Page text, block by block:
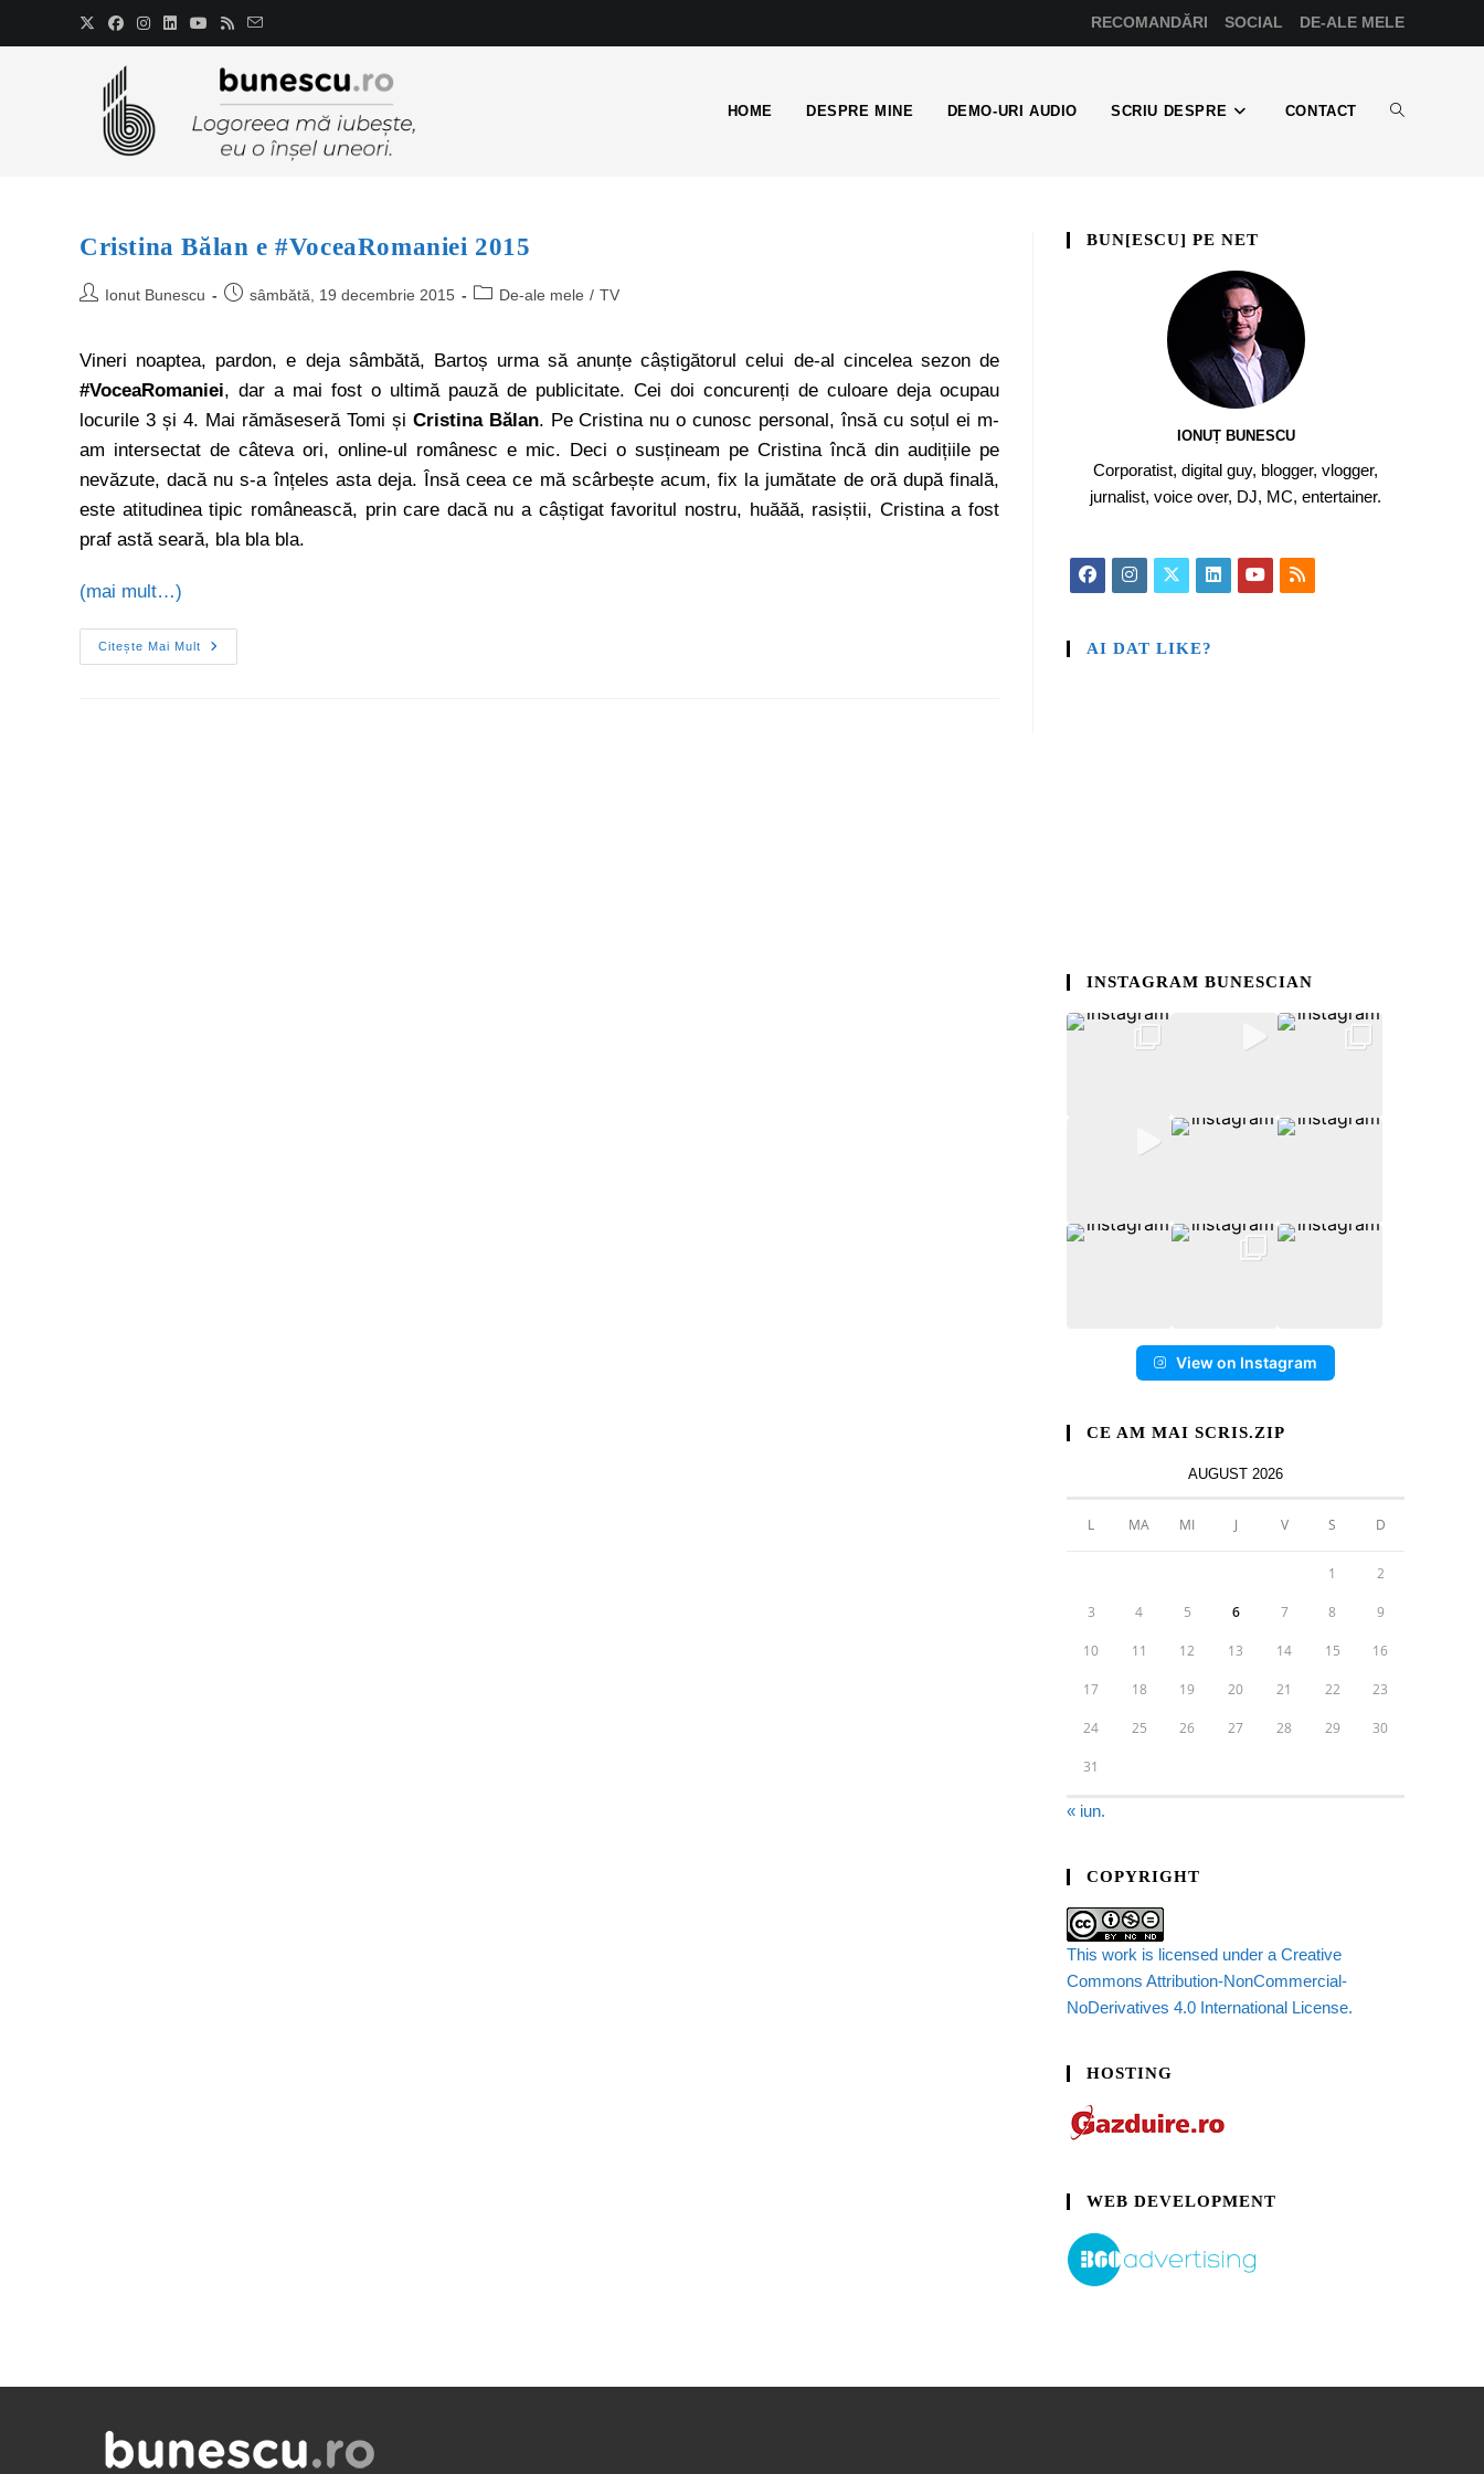
RECOMANDĂRI SOCIAL DE-ALE MELE
HOME DESPRE MINE DEMO-URI AUDIO SCRIU DESPRE CONTACT
Cristina Bălan e #VoceaRomaniei 2015
Ionut Bunescu sâmbătă, 19 decembrie 2015 De-ale mele / TV
Vineri noaptea, pardon, e deja sâmbătă, Bartoș urma să anunțe câștigătorul celui de-al cincelea sezon de
#VoceaRomaniei, dar a mai fost o ultimă pauză de publicitate. Cei doi concurenți de culoare deja ocupau
locurile 3 și 4. Mai rămăseseră Tomi și Cristina Bălan. Pe Cristina nu o cunosc personal, însă cu soțul ei m-
am intersectat de câteva ori, online-ul românesc e mic. Deci o susțineam pe Cristina încă din audițiile pe
nevăzute, dacă nu s-a înțeles asta deja. Însă ceea ce mă scârbește acum, fix la jumătate de oră după finală,
este atitudinea tipic românească, prin care dacă nu a câștigat favoritul nostru, huăăă, rasiștii, Cristina a fost
praf astă seară, bla bla bla.
(mai mult…)
Citește Mai Mult
BUN[ESCU] PE NET
IONUȚ BUNESCU
Corporatist, digital guy, blogger, vlogger,
jurnalist, voice over, DJ, MC, entertainer.
AI DAT LIKE?
INSTAGRAM BUNESCIAN
View on Instagram
CE AM MAI SCRIS.ZIP
AUGUST 2026
L MA MI J V S D
1 2
3 4 5 6 7 8 9
10 11 12 13 14 15 16
17 18 19 20 21 22 23
24 25 26 27 28 29 30
31
« iun.
COPYRIGHT
This work is licensed under a Creative
Commons Attribution-NonCommercial-
NoDerivatives 4.0 International License.
HOSTING
WEB DEVELOPMENT